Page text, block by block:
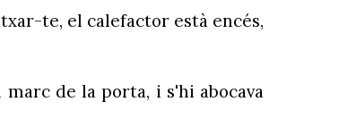
te, el calefactor està encés,
de la porta, i s'hi abocava